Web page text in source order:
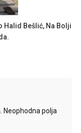
Halid Bešlić, Na Bolji
Neophodna polja